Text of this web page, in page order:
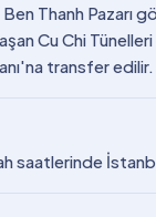
Thanh Pazarı
Cu Chi
transfer edilir.
saatlerinde